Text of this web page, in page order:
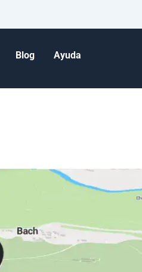
Blog Ayuda